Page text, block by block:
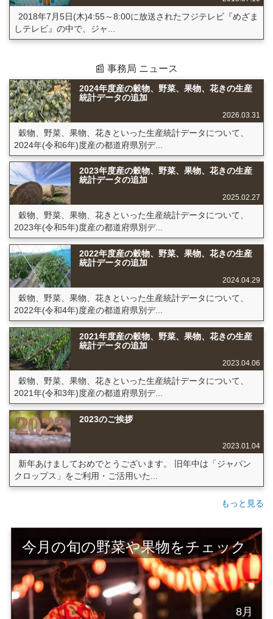
2018年7月5日(木)4:55～8:00に放送されたフジテレビ『めざま
しテレビ』の中で、ジャ...
📰 事務局 ニュース
2024年度産の穀物、野菜、果物、花きの生産
統計データの追加
2026.03.31
穀物、野菜、果物、花きといった生産統計データについて、
2024年(令和6年)度産の都道府県別デ...
2023年度産の穀物、野菜、果物、花きの生産
統計データの追加
2025.02.27
穀物、野菜、果物、花きといった生産統計データについて、
2023年(令和5年)度産の都道府県別デ...
2022年度産の穀物、野菜、果物、花きの生産
統計データの追加
2024.04.29
穀物、野菜、果物、花きといった生産統計データについて、
2022年(令和4年)度産の都道府県別デ...
2021年度産の穀物、野菜、果物、花きの生産
統計データの追加
2023.04.06
穀物、野菜、果物、花きといった生産統計データについて、
2021年(令和3年)度産の都道府県別デ...
2023のご挨拶
2023.01.04
新年あけましておめでとうございます。 旧年中は「ジャパン
クロップス」をご利用・ご活用いた...
もっと見る
今月の旬の野菜や果物をチェック
8月